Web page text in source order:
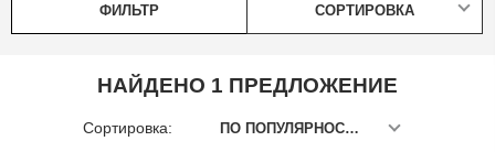
ФИЛЬТР СОРТИРОВКА
НАЙДЕНО 1 ПРЕДЛОЖЕНИЕ
Сортировка: ПО ПОПУЛЯРНОСТИ